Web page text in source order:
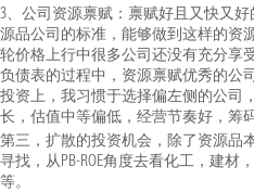
3、公司资源禀赋：禀赋好且又快又
源品公司的标准，能够做到这样的资
轮价格上行中很多公司还没有充分享
负债表的过程中，资源禀赋优秀的公
投资上，我习惯于选择偏左侧的公司
长，估值中等偏低，经营节奏好，筹
第三，扩散的投资机会，除了资源品
寻找，从PB-ROE角度去看化工，建
等。